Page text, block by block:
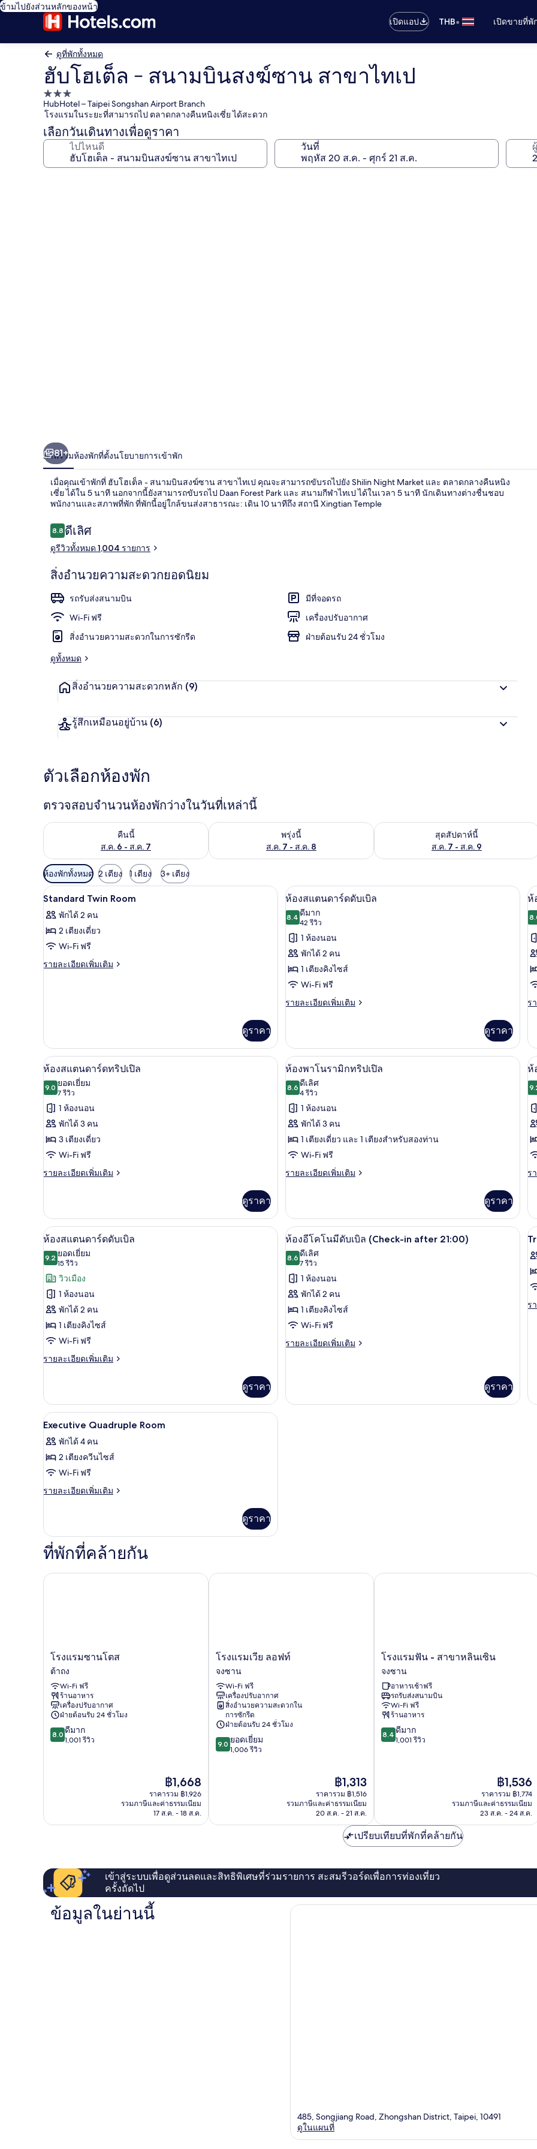
ข้ามไปยังส่วนหลักของหน้า
เปิดแอป
THB• เปิดขายที่
ดูที่พักทั้งหมด
ฮับโฮเต็ล - สนามบินสงฆ์ซาน สาขาไทเป
ที่พัก
3.0
ดาว
HubHotel – Taipei Songshan Airport Branch
โรงแรมในระยะที่สามารถไป ตลาดกลางคืนหนิงเซี่ย ได้สะดวก
เลือกวันเดินทางเพื่อดูราคา
ไปไหนดี วันที่
81+
ภาพรวมห้องพักที่ตั้งนโยบายการเข้าพัก
เมื่อคุณเข้าพักที่ ฮับโฮเต็ล - สนามบินสงฆ์ซาน สาขาไทเป คุณจะสามารถขับรถไปยัง Shilin Night Market และ ตลาดกลางคืนหนิง
เซี่ย ได้ใน 5 นาที นอกจากนี้ยังสามารถขับรถไป Daan Forest Park และ สนามกีฬาไทเป ได้ในเวลา 5 นาที นักเดินทางต่างชื่นชอบ
พนักงานและสภาพที่พัก ที่พักนี้อยู่ใกล้ขนส่งสาธารณะ: เดิน 10 นาทีถึง สถานี Xingtian Temple
รีวิว
8.88.8 จาก 10
ดีเลิศ
ดูรีวิวทั้งหมด 1,004 รายการ
สิ่งอำนวยความสะดวกยอดนิยม
รถรับส่งสนามบิน
มีที่จอดรถ
Wi-Fi ฟรี
เครื่องปรับอากาศ
สิ่งอำนวยความสะดวกในการซักรีด
ฝ่ายต้อนรับ 24 ชั่วโมง
ดูทั้งหมด
สิ่งอำนวยความสะดวกหลัก (9)
รู้สึกเหมือนอยู่บ้าน (6)
ตัวเลือกห้องพัก
ตรวจสอบจำนวนห้องพักว่างในวันที่เหล่านี้
คืนนี้
ส.ค. 6 - ส.ค. 7
ตรวจสอบจำนวนห้องพักว่างในคืนนี้ ส.ค. 6 - ส.ค. 7
พรุ่งนี้
ส.ค. 7 - ส.ค. 8
ตรวจสอบจำนวนห้องพักว่างในพรุ่งนี้ ส.ค. 7 - ส.ค. 8
สุดสัปดาห์นี้
ส.ค. 7 - ส.ค. 9
ตรวจสอบจำนวนห้องพักว่างในสุดสัปด
ตัว
กรอง
ที่
มี
ให้
สำหรับ
ห้อง
ห้องพักทั้งหมด 2 เตียง 1 เตียง 3+ เตียง
เปิด
ภาพถ่าย
ทั้งหมด
ของ
Standard
ตู้นิรภัยในห้องพัก, โต๊ะทำงาน, ผ้าม่านกันแสง, Wi-Fi ฟรี
11
Standard Twin Room
พักได้ 2 คน
2 เตียงเดี่ยว
Wi-Fi ฟรี
รายละเอียดเพิ่มเติม
ราย
Twin
Room
ดูราคา
เปิด
ภาพถ่าย
ทั้งหมด
ของ
ห้อง
สแตนดาร์ด
ดับเบิล
ห้องสแตนดาร์ดดับเบิล | ตู้นิรภัยในห้อง
9
ห้องสแตนดาร์ดดับเบิล
8.48.4 จาก 10
ดีมาก
42 รีวิว
(42
รีวิว)
1 ห้องนอน
พักได้ 2 คน
1 เตียงคิงไซส์
Wi-Fi ฟรี
รายละเอียดเพิ่มเติม
ราย
เกี่ยว
กับ
ห้อง
สแตนดาร์ด
ดับเบิล
ดูราคา
เ
ภ
ทั้
ข
ห้
ร
ร
เกี่
กับ
ห้
ทวิ
เปิด
ภาพถ่าย
ทั้งหมด
ของ
ห้อง
สแตนดาร์ด
ทริปเปิล
ห้องสแตนดาร์ดทริปเปิล | ตู้นิรภัยในห้องพัก, โต๊ะทำงาน, ผ้าม่านกันแสง, Wi-Fi ฟรี
9
ห้องสแตนดาร์ดทริปเปิล
9.09.0 จาก 10
ยอดเยี่ยม
7 รีวิว
(7
รีวิว)
1 ห้องนอน
พักได้ 3 คน
3 เตียงเดี่ยว
Wi-Fi ฟรี
รายละเอียดเพิ่มเติม
ราย
เกี่ยว
กับ
ห้อง
สแตนดาร์ด
ทริปเปิล
ดูราคา
เปิด
ภาพถ่าย
ทั้งหมด
ของ
ห้อง
พา
โน
ก
ทริปเปิล
ห้องพาโนรามิกทริปเปิล | ตู้นิรภัยในห้อ
14
ห้องพาโนรามิกทริปเปิล
8.68.6 จาก 10
ดีเลิศ
4 รีวิว
(4
รีวิว)
1 ห้องนอน
พักได้ 3 คน
1 เตียงเดี่ยว และ 1 เตียงสำหรับสองท่าน
Wi-Fi ฟรี
รายละเอียดเพิ่มเติม
ราย
เกี่ยว
กับ
ห้อง
โน
มิ
ก
ดูราคา
เ
ภ
ทั้
ข
เ
เ
สี่
ห้
ร
ร
เกี่
กับ
ห้
เ
คิว
สี่
ท่
เปิด
ภาพถ่าย
ทั้งหมด
ของ
ห้อง
สแตนดาร์ด
ดับเบิล
ห้องสแตนดาร์ดดับเบิล | ตู้นิรภัยในห้องพัก, โต๊ะทำงาน, ผ้าม่านกันแสง, Wi-Fi ฟรี
2
ห้องสแตนดาร์ดดับเบิล
9.29.2 จาก 10
ยอดเยี่ยม
15 รีวิว
(15
รีวิว)
วิวเมือง
1 ห้องนอน
พักได้ 2 คน
1 เตียงคิงไซส์
Wi-Fi ฟรี
รายละเอียดเพิ่มเติม
ราย
เกี่ยว
กับ
ห้อง
ดับเบิล
ดูราคา
เปิด
ภาพถ่าย
ทั้งหมด
ของ
ห้อง
อี
โค
(Check-
ห้องอีโคโนมีดับเบิล (Check-in after
2
ห้องอีโคโนมีดับเบิล (Check-in after 21:00)
8.68.6 จาก 10
ดีเลิศ
7 รีวิว
(7
รีวิว)
1 ห้องนอน
พักได้ 2 คน
1 เตียงคิงไซส์
Wi-Fi ฟรี
รายละเอียดเพิ่มเติม
ราย
กับ
ห้อง
ดูราคา
เ
ร
ร
เปิด
ภาพถ่าย
ทั้งหมด
ของ
Executive
ตู้นิรภัยในห้องพัก, โต๊ะทำงาน, ผ้าม่านกันแสง, Wi-Fi ฟรี
11
Executive Quadruple Room
พักได้ 4 คน
2 เตียงควีนไซส์
Wi-Fi ฟรี
รายละเอียดเพิ่มเติม
ราย
เกี่ยว
กับ
Executive
Room
ดูราคา
ที่พักที่คล้ายกัน
โรงแรม
ซาน
โตส
ต้าถง
โรงแรมซานโตส
ต้าถง
Wi-Fi ฟรี
ร้านอาหาร
เครื่องปรับอากาศ
ฝ่ายต้อนรับ 24 ชั่วโมง
8.0
จาก
8.0 ดีมาก
1,001 รีวิว
ราคา
ปัจจุบัน
คือ
฿1,668
฿1,668
ราคารวม ฿1,926
รวมภาษีและค่าธรรมเนียม
17 ส.ค. - 18 ส.ค.
โรงแรมซานโตส
โรง
แรม
เวีย
ลอฟท์
จง
ซาน
โรงแรมเวีย ลอฟท์
จงซาน
Wi-Fi ฟรี
เครื่องปรับอากาศ
สิ่งอำนวยความสะดวกใน
การซักรีด
ฝ่ายต้อนรับ 24 ชั่วโมง
9.0
จาก
9.0 ยอดเยี่ยม
1,006 รีวิว
ราคา
ปัจจุบัน
คือ
฿1,313
฿1,313
ราคารวม ฿1,516
รวมภาษีและค่าธรรมเนียม
20 ส.ค. - 21 ส.ค.
โรงแรมเวีย ลอฟท์
โรงแรม
-
สาขา
หลิน
เซิน
จง
ซาน
โรงแรมฟัน - สาขาหลินเซิน
จงซาน
อาหารเช้าฟรี
รถรับส่งสนามบิน
Wi-Fi ฟรี
ร้านอาหาร
8.4
จาก
8.4 ดีมาก
1,001 รีวิว
ราคา
ปัจจุบัน
คือ
฿1,536
฿1,536
ราคารวม ฿1,774
รวมภาษีและค่าธรรมเนียม
23 ส.ค. - 24 ส.ค.
โรงแรมฟัน - สาขาหลินเซิน
เปรียบเทียบที่พักที่คล้ายกัน
เข้าสู่ระบบเพื่อดูส่วนลดและสิทธิพิเศษที่ร่วมรายการ สะสมรีวอร์ดเพื่อการท่องเที่ยว
ครั้งถัดไป
ข้อมูลในย่านนี้
485, Songjiang Road, Zhongshan District, Taipei, 10491
ดูในแผนที่